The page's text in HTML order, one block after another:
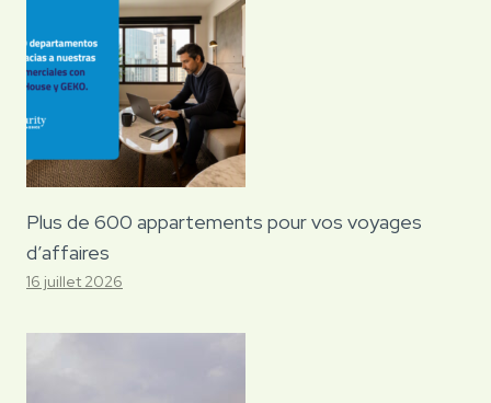
Plus de 600 appartements pour vos voyages
d’affaires
16 juillet 2026